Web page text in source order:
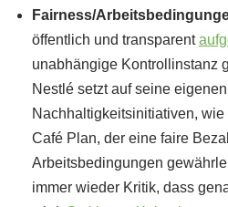
Fairness/
öffentlich und transparent
unabhängige Kontrollinstanz
Nestlé setzt auf seine eigenen
Nachhaltigkeitsinitiativen,
Café Plan, der eine faire
Arbeitsbedingungen
immer wieder Kritik, dass